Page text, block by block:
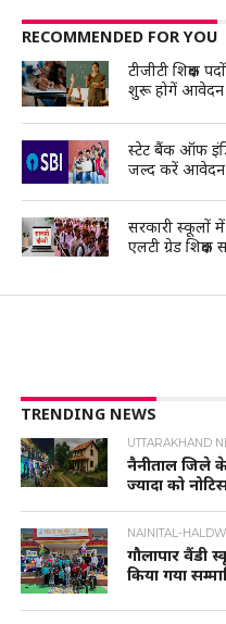
RECOMMENDED FOR YOU
टीजीटी शिक्षक
शुरू होगें आवेदन
स्टेट बैंक ऑफ
जल्द करें आवेदन
सरकारी स्कूलों में
एलटी ग्रेड
TRENDING NEWS
UTTARAKHAND
नैनीताल जिले
ज्यादा को
NAINITAL-
गौलापार वैंडी
किया गया